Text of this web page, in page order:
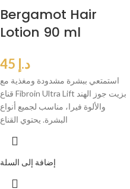
Bergamot Hair
Lotion 90 ml
د.إ
استمتعي ببشرة مشدودة ومغذية مع
قناع Fibroin Ultra Lift بزيت جوز الهند
والألوة فيرا، مناسب لجميع أنواع
البشرة. يحتوي القناع
إضافة إلى السلة